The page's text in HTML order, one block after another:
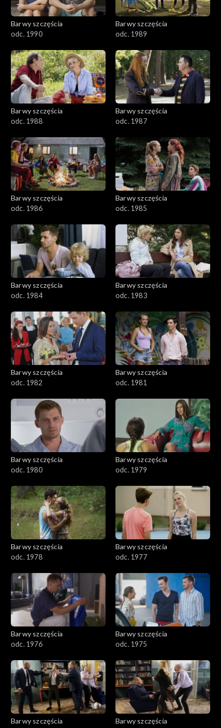
1301–1400
1101–1200
1001–1100
901–1000
801–900
782–800
Barwy szczęścia
odc. 1990
Barwy szczęścia
odc. 1989
Barwy szczęścia
odc. 1988
Barwy szczęścia
odc. 1987
Barwy szczęścia
odc. 1986
Barwy szczęścia
odc. 1985
Barwy szczęścia
odc. 1984
Barwy szczęścia
odc. 1983
Barwy szczęścia
odc. 1982
Barwy szczęścia
odc. 1981
Barwy szczęścia
odc. 1980
Barwy szczęścia
odc. 1979
Barwy szczęścia
odc. 1978
Barwy szczęścia
odc. 1977
Barwy szczęścia
odc. 1976
Barwy szczęścia
odc. 1975
Barwy szczęścia
Barwy szczęścia